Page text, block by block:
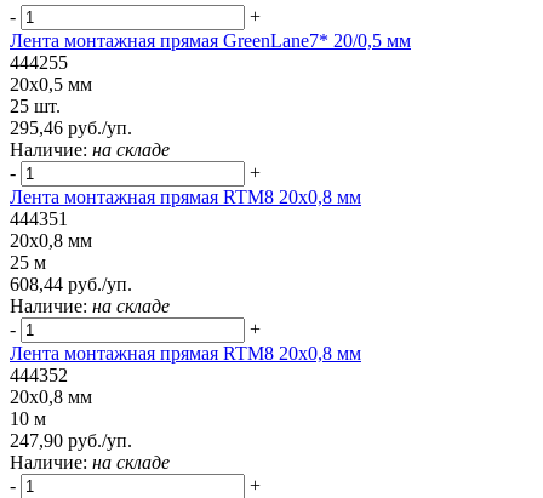
-
+
Лента монтажная прямая GreenLane7* 20/0,5 мм
444255
20x0,5 мм
25 шт.
295,46 руб./уп.
Наличие: на складе
-
+
Лента монтажная прямая RTM8 20x0,8 мм
444351
20x0,8 мм
25 м
608,44 руб./уп.
Наличие: на складе
-
+
Лента монтажная прямая RTM8 20x0,8 мм
444352
20x0,8 мм
10 м
247,90 руб./уп.
Наличие: на складе
-
+